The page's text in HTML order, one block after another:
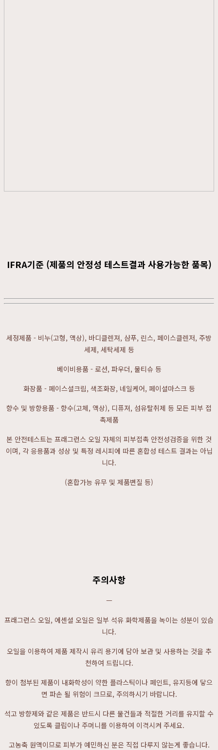
IFRA기준 (제품의 안정성 테스트결과 사용가능한 품목)
세정제품 - 비누(고형, 액상), 바디클렌져, 샴푸, 린스, 페이스클렌저, 주방
세제, 세탁세제 등
베이비용품 - 로션, 파우더, 물티슈 등
화장품 - 페이스셜크림, 색조화장, 네일케어, 페이셜마스크 등
향수 및 방향용품 - 향수(고체, 액상), 디퓨져, 섬유탈취제 등 모든 피부 접
촉제품
본 안전테스트는 프래그런스 오일 자체의 피부접촉 안전성검증을 위한 것
이며, 각 응용품과 성상 및 특정 레시피에 따른 혼합성 테스트 결과는 아닙
니다.
(혼합가능 유무 및 제품변질 등)
주의사항
ㅡ
프래그런스 오일, 에센셜 오일은 일부 석유 화학제품을 녹이는 성분이 있습
니다.
오일을 이용하여 제품 제작시 유리 용기에 담아 보관 및 사용하는 것을 추
천하여 드립니다.
향이 첨부된 제품이 내화학성이 약한 플라스틱이나 페인트, 유지등에 닿으
면 파손 될 위험이 크므로, 주의하시기 바랍니다.
석고 방향제와 같은 제품은 반드시 다른 물건들과 적절한 거리를 유지할 수
있도록 클립이나 주머니를 이용하여 이격시켜 주세요.
고농축 원액이므로 피부가 예민하신 분은 직접 다루지 않는게 좋습니다.